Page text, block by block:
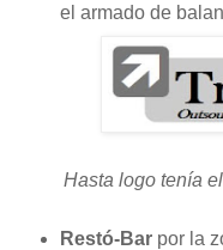
el armado de
Hasta logo tenía
Restó-Barpor la